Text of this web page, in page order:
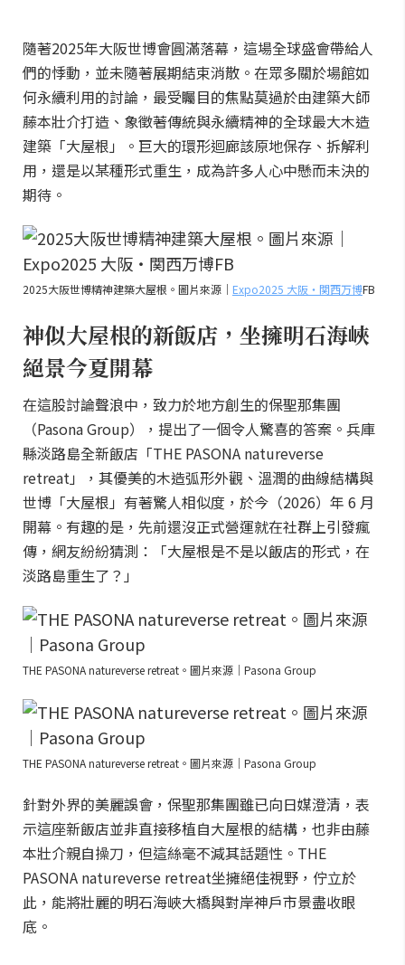
隨著2025年大阪世博會圓滿落幕，這場全球盛會帶給人
們的悸動，並未隨著展期結束消散。在眾多關於場館如
何永續利用的討論，最受矚目的焦點莫過於由建築大師
藤本壯介打造、象徵著傳統與永續精神的全球最大木造
建築「大屋根」。巨大的環形迴廊該原地保存、拆解利
用，還是以某種形式重生，成為許多人心中懸而未決的
期待。
2025大阪世博精神建築大屋根。圖片來源｜ Expo2025 大阪・関西万博FB
神似大屋根的新飯店，坐擁明石海峽
絕景今夏開幕
在這股討論聲浪中，致力於地方創生的保聖那集團
（Pasona Group），提出了一個令人驚喜的答案。兵庫
縣淡路島全新飯店「THE PASONA natureverse
retreat」，其優美的木造弧形外觀、溫潤的曲線結構與
世博「大屋根」有著驚人相似度，於今（2026）年 6 月
開幕。有趣的是，先前還沒正式營運就在社群上引發瘋
傳，網友紛紛猜測：「大屋根是不是以飯店的形式，在
淡路島重生了？」
THE PASONA natureverse retreat。圖片來源｜Pasona Group
THE PASONA natureverse retreat。圖片來源｜Pasona Group
針對外界的美麗誤會，保聖那集團雖已向日媒澄清，表
示這座新飯店並非直接移植自大屋根的結構，也非由藤
本壯介親自操刀，但這絲毫不減其話題性。THE
PASONA natureverse retreat坐擁絕佳視野，佇立於
此，能將壯麗的明石海峽大橋與對岸神戶市景盡收眼
底。